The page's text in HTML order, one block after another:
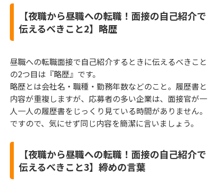
【夜職から昼職への転職！面接の自己紹介で
伝えるべきこと2】略歴
昼職への転職面接で自己紹介するときに伝えるべきこと
の2つ目は『略歴』です。
略歴とは会社名・職種・勤務年数などのこと。履歴書と
内容が重複しますが、応募者の多い企業は、面接官が一
人一人の履歴書をじっくり見ている時間がありません。
ですので、気にせず同じ内容を簡潔に言いましょう。
【夜職から昼職への転職！面接の自己紹介で
伝えるべきこと3】締めの言葉